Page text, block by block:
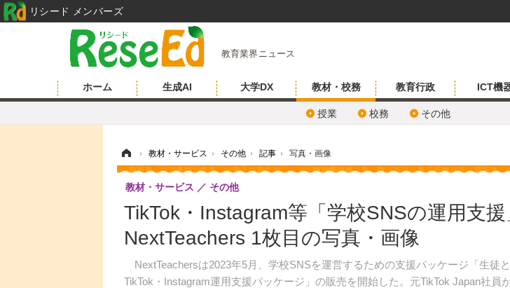
教育業界ニュース
ホーム 生成AI 大学DX 教材・校務
授業 校務 その他
教育行政 ICT機
› 教材・サービス › その他 › 記事 › 写真・画像
TikTok・Instagram等「学校SNSの運用支援
NextTeachers 1枚目の写真・画像
NextTeachersは2023年5月、学校SNSを運営するための支援パッケージ「生徒
TikTok・Instagram運用支援パッケージ」の販売を開始した。元TikTok Japan社員
教材・サービス その他
リシード メンバーズ